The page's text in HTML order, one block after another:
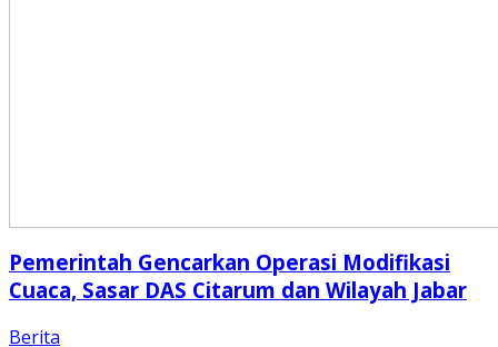
Pemerintah Gencarkan Operasi Modifikasi
Cuaca, Sasar DAS Citarum dan Wilayah Jabar
Berita